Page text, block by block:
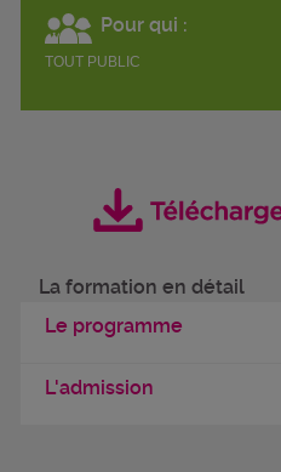
Pour qui :
TOUT PUBLIC
La formation en détail
Le programme
L'admission